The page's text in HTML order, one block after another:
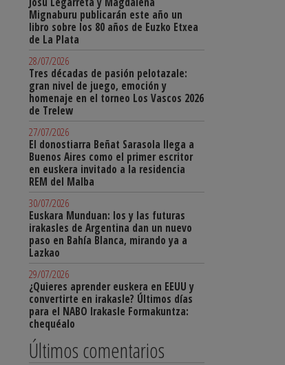
Mignaburu publicarán este año un
libro sobre los 80 años de Euzko Etxea
de La Plata
28/07/2026
Tres décadas de pasión pelotazale:
gran nivel de juego, emoción y
homenaje en el torneo Los Vascos 2026
de Trelew
27/07/2026
El donostiarra Beñat Sarasola llega a
Buenos Aires como el primer escritor
en euskera invitado a la residencia
REM del Malba
30/07/2026
Euskara Munduan: los y las futuras
irakasles de Argentina dan un nuevo
paso en Bahía Blanca, mirando ya a
Lazkao
29/07/2026
¿Quieres aprender euskera en EEUU y
convertirte en irakasle? Últimos días
para el NABO Irakasle Formakuntza:
chequéalo
Últimos comentarios